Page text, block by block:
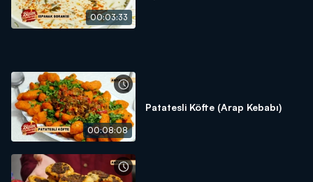
00:03:33
00:08:08
Patatesli Köfte (Arap Kebabı)